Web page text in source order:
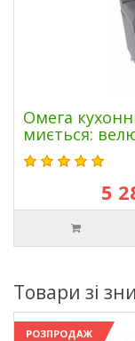
Омега
миється:
5
Товари зі
РОЗПРОДАЖ